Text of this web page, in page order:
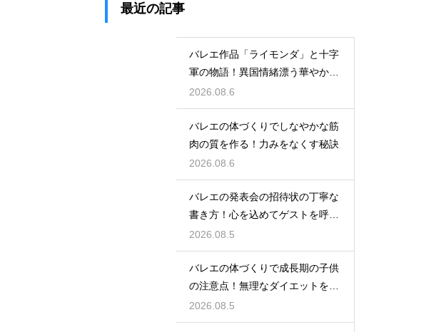
最近の記事
バレエ作品「ライモンダ」と十字
軍の物語！異国情緒漂う華やかな
踊りを堪能
2026.08.6
バレエの体づくりでしなやかな筋
肉の質を作る！力みをなくす秘訣
2026.08.6
バレエの発表会の招待状の丁寧な
書き方！心を込めてゲストを呼ぶ
コツ
2026.08.5
バレエの体づくりで成長期の子供
の注意点！無理なダイエットを防
ぎ健康に
2026.08.5